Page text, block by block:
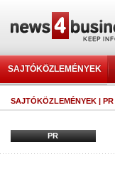
SAJTÓKÖZLEMÉNYEK
SAJTÓKÖZLEMÉNYEK | PR
PR